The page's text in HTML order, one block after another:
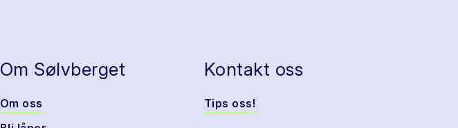
Om Sølvberget
Om oss
Kontakt oss
Tips oss!